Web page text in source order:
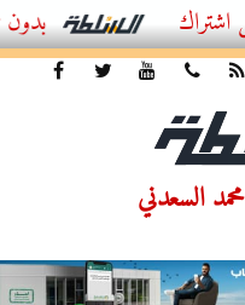
أفضل اشتراك IPTV بدون تقطيع 2026 – دليل المشاهد العصري
محمد السعدني